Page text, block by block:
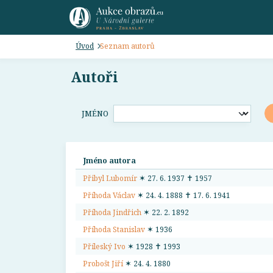
Úvod Seznam autorů
Autoři
JMÉNO
Jméno autora
Přibyl Lubomír ✶ 27. 6. 1937 ✝ 1957
Příhoda Václav ✶ 24. 4. 1888 ✝ 17. 6. 1941
Příhoda Jindřich ✶ 22. 2. 1892
Příhoda Stanislav ✶ 1936
Příleský Ivo ✶ 1928 ✝ 1993
Probošt Jiří ✶ 24. 4. 1880